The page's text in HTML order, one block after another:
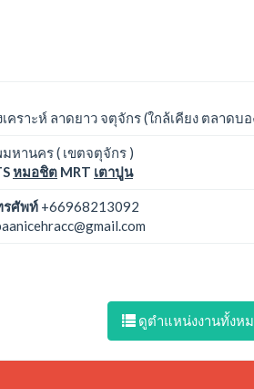
ราะห์ ลาดยาว จตุจักร (ใกล้เคียง ตลาดบอ
มหานคร ( เขตจตุจักร )
หมอชิต MRT เตาปูน
รศัพท์ +66968213092
ดูตำแหน่งงานทั้งห